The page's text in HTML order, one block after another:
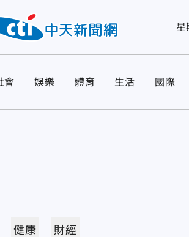
星
會 娛樂 體育 生活 國際
健康 財經